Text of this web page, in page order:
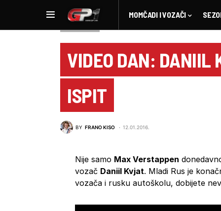
MOMČADI I VOZAČI
VIDEO DAN: DANIIL
ISPIT
BY FRANO KISO 12.01.2016.
Nije samo Max Verstappen
vozač Daniil Kvjat. Mladi Rus je
vozača i rusku autoškolu, dobijete